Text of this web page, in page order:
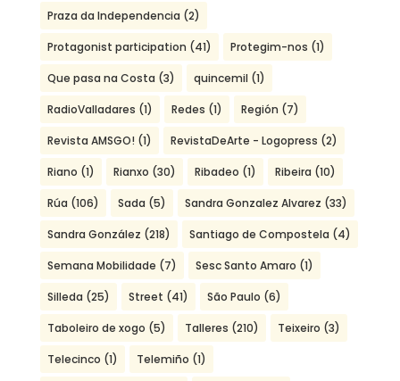
Praza da Independencia (2)
Protagonist participation (41) Protegim-nos (1)
Que pasa na Costa (3) quincemil (1)
RadioValladares (1) Redes (1) Región (7)
Revista AMSGO! (1) RevistaDeArte - Logopress (2)
Riano (1) Rianxo (30) Ribadeo (1) Ribeira (10)
Rúa (106) Sada (5) Sandra Gonzalez Alvarez (33)
Sandra González (218) Santiago de Compostela (4)
Semana Mobilidade (7) Sesc Santo Amaro (1)
Silleda (25) Street (41) São Paulo (6)
Taboleiro de xogo (5) Talleres (210) Teixeiro (3)
Telecinco (1) Telemiño (1)